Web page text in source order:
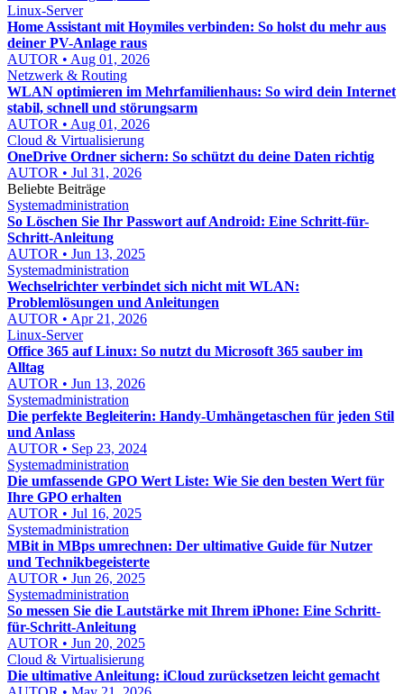
Linux-Server
Home Assistant mit Hoymiles verbinden: So holst du mehr aus
deiner PV-Anlage raus
AUTOR • Aug 01, 2026
Netzwerk & Routing
WLAN optimieren im Mehrfamilienhaus: So wird dein Internet
stabil, schnell und störungsarm
AUTOR • Aug 01, 2026
Cloud & Virtualisierung
OneDrive Ordner sichern: So schützt du deine Daten richtig
AUTOR • Jul 31, 2026
Beliebte Beiträge
Systemadministration
So Löschen Sie Ihr Passwort auf Android: Eine Schritt-für-
Schritt-Anleitung
AUTOR • Jun 13, 2025
Systemadministration
Wechselrichter verbindet sich nicht mit WLAN:
Problemlösungen und Anleitungen
AUTOR • Apr 21, 2026
Linux-Server
Office 365 auf Linux: So nutzt du Microsoft 365 sauber im
Alltag
AUTOR • Jun 13, 2026
Systemadministration
Die perfekte Begleiterin: Handy-Umhängetaschen für jeden Stil
und Anlass
AUTOR • Sep 23, 2024
Systemadministration
Die umfassende GPO Wert Liste: Wie Sie den besten Wert für
Ihre GPO erhalten
AUTOR • Jul 16, 2025
Systemadministration
MBit in MBps umrechnen: Der ultimative Guide für Nutzer
und Technikbegeisterte
AUTOR • Jun 26, 2025
Systemadministration
So messen Sie die Lautstärke mit Ihrem iPhone: Eine Schritt-
für-Schritt-Anleitung
AUTOR • Jun 20, 2025
Cloud & Virtualisierung
Die ultimative Anleitung: iCloud zurücksetzen leicht gemacht